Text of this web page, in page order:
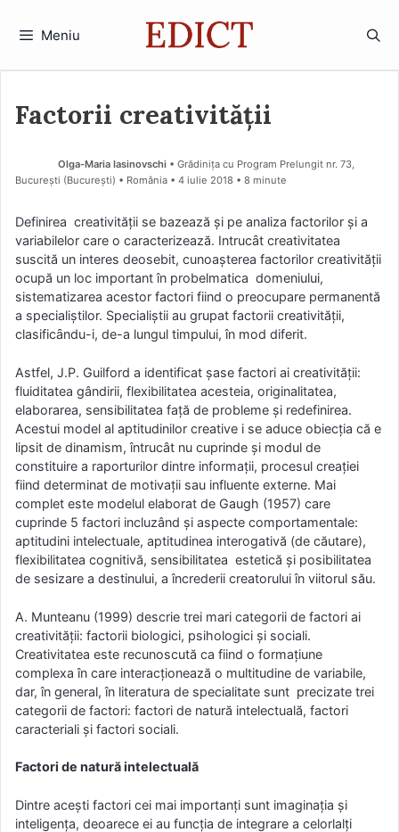
Meniu
Factorii creativităţii
Olga-Maria Iasinovschi • Grădinița cu Program Prelungit nr. 73,
București (Bucureşti) • România
4 iulie 2018 • 8 minute
Definirea creativitӑții se bazeazӑ și pe analiza factorilor și a
variabilelor care o caracterizeazӑ. Intrucȃt creativitatea
suscitӑ un interes deosebit, cunoașterea factorilor creativitӑții
ocupӑ un loc important în probelmatica domeniului,
sistematizarea acestor factori fiind o preocupare permanentӑ
a specialiștilor. Specialiștii au grupat factorii creativitӑții,
clasificȃndu-i, de-a lungul timpului, în mod diferit.
Astfel, J.P. Guilford a identificat şase factori ai creativităţii:
fluiditatea gândirii, flexibilitatea acesteia, originalitatea,
elaborarea, sensibilitatea faţӑ de probleme şi redefinirea.
Acestui model al aptitudinilor creative i se aduce obiecţia că e
lipsit de dinamism, întrucât nu cuprinde şi modul de
constituire a raporturilor dintre informaţii, procesul creaţiei
fiind determinat de motivaţii sau influente externe. Mai
complet este modelul elaborat de Gaugh (1957) care
cuprinde 5 factori incluzând şi aspecte comportamentale:
aptitudini intelectuale, aptitudinea interogativă (de căutare),
flexibilitatea cognitivă, sensibilitatea estetică şi posibilitatea
de sesizare a destinului, a încrederii creatorului în viitorul său.
A. Munteanu (1999) descrie trei mari categorii de factori ai
creativitӑții: factorii biologici, psihologici și sociali.
Creativitatea este recunoscutӑ ca fiind o formațiune
complexa în care interacționeazӑ o multitudine de variabile,
dar, în general, în literatura de specialitate sunt precizate trei
categorii de factori: factori de naturӑ intelectualӑ, factori
caracteriali și factori sociali.
Factori de naturӑ intelectualӑ
Dintre aceşti factori cei mai importanţi sunt imaginaţia şi
inteligenţa, deoarece ei au funcţia de integrare a celorlalţi